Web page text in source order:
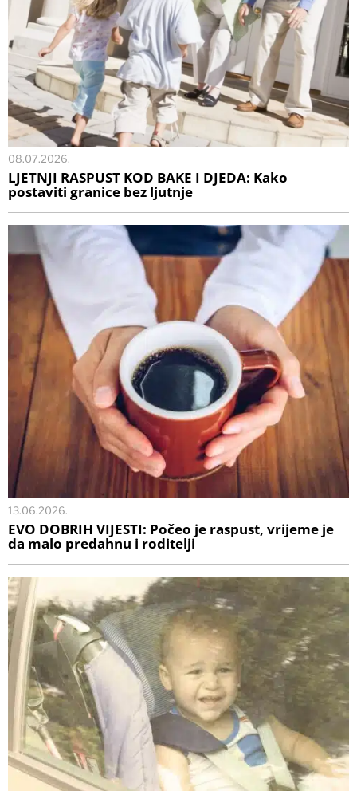
08.07.2026.
LJETNJI RASPUST KOD BAKE I DJEDA: Kako
postaviti granice bez ljutnje
13.06.2026.
EVO DOBRIH VIJESTI: Počeo je raspust, vrijeme je
da malo predahnu i roditelji